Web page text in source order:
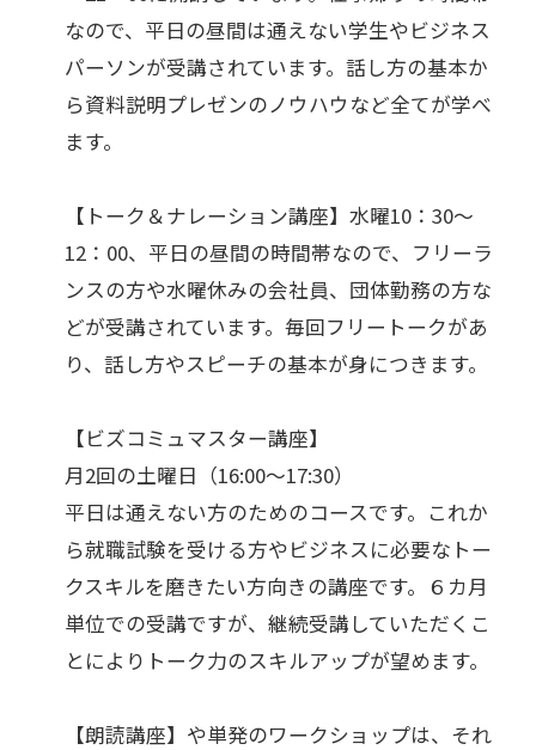
なので、平日の昼間は通えない学生やビジネス
パーソンが受講されています。話し方の基本か
ら資料説明プレゼンのノウハウなど全てが学べ
ます。
【トーク＆ナレーション講座】水曜10：30～
12：00、平日の昼間の時間帯なので、フリーラ
ンスの方や水曜休みの会社員、団体勤務の方な
どが受講されています。毎回フリートークがあ
り、話し方やスピーチの基本が身につきます。
【ビズコミュマスター講座】
月2回の土曜日（16:00～17:30）
平日は通えない方のためのコースです。これか
ら就職試験を受ける方やビジネスに必要なトー
クスキルを磨きたい方向きの講座です。６カ月
単位での受講ですが、継続受講していただくこ
とによりトーク力のスキルアップが望めます。
【朗読講座】や単発のワークショップは、それ